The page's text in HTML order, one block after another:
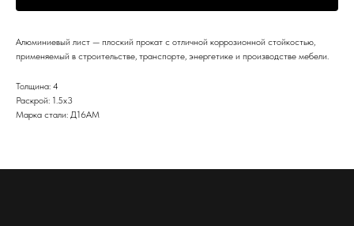
Алюминиевый лист — плоский прокат с отличной коррозионной стойкостью,
применяемый в строительстве, транспорте, энергетике и производстве мебели.
Толщина: 4
Раскрой: 1.5х3
Марка стали: Д16АМ